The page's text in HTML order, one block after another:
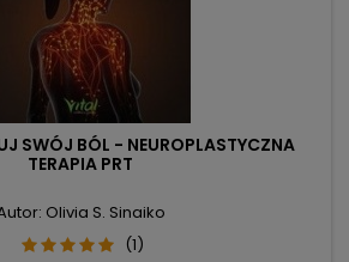
SWÓJ BÓL - NEUROPLASTYCZNA
TERAPIA PRT
Olivia S. Sinaiko
(1)